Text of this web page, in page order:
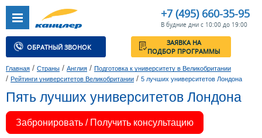
+7 (495) 660-35-95
В будние дни с 10:00 до 19:00
ОБРАТНЫЙ ЗВОНОК
ЗАЯВКА НА
ПОДБОР ПРОГРАММЫ
Главная / Страны / Англия / Подготовка к университету в Великобритании
/ Рейтинги университетов Великобритании / 5 лучших университетов Лондона
Пять лучших университетов Лондона
Забронировать / Получить консультацию